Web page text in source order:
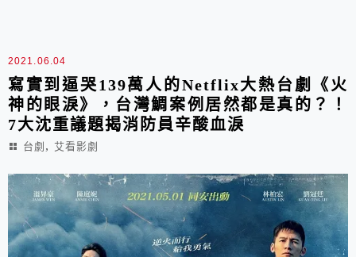
2021.06.04
寫實到逼哭139萬人的Netflix大熱台劇《火
神的眼淚》，台灣鯛案例居然都是真的？！
7大沈重議題揭消防員辛酸血淚
台劇 , 艾看影劇